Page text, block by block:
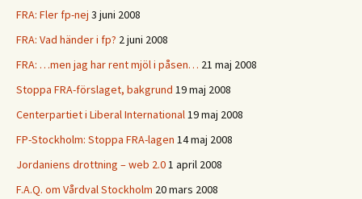
FRA: Fler fp-nej 3 juni 2008
FRA: Vad händer i fp? 2 juni 2008
FRA: …men jag har rent mjöl i påsen… 21 maj 2008
Stoppa FRA-förslaget, bakgrund 19 maj 2008
Centerpartiet i Liberal International19 maj 2008
FP-Stockholm: Stoppa FRA-lagen 14 maj 2008
Jordaniens drottning – web 2.01 april 2008
F.A.Q. om Vårdval Stockholm 20 mars 2008